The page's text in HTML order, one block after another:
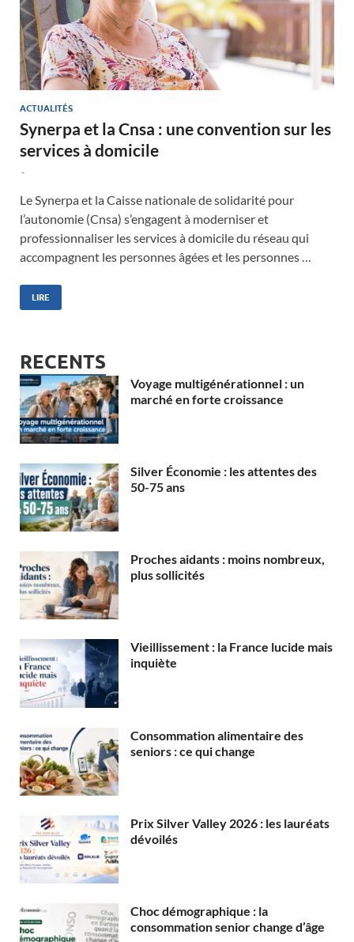
ACTUALITÉS
Synerpa et la Cnsa : une convention sur les
services à domicile
-
Le Synerpa et la Caisse nationale de solidarité pour
l’autonomie (Cnsa) s’engagent à moderniser et
professionnaliser les services à domicile du réseau qui
accompagnent les personnes âgées et les personnes …
LIRE
RECENTS
Voyage multigénérationnel : un
marché en forte croissance
Silver Économie : les attentes des
50-75 ans
Proches aidants : moins nombreux,
plus sollicités
Vieillissement : la France lucide mais
inquiète
Consommation alimentaire des
seniors : ce qui change
Prix Silver Valley 2026 : les lauréats
dévoilés
Choc démographique : la
consommation senior change d’âge